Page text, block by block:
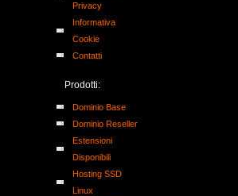
Privacy
Informativa
Cookie
Contatti
Prodotti:
Dominio Base
Dominio Reseller
Estensioni
Disponibili
Hosting SSD
Linux